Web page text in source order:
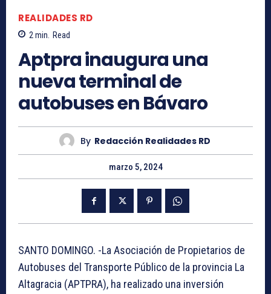
REALIDADES RD
2min. Read
Aptpra inaugura una
nueva terminal de
autobuses en Bávaro
By Redacción Realidades RD
marzo 5, 2024
SANTO DOMINGO. -La Asociación de Propietarios de
Autobuses del Transporte Público de la provincia La
Altagracia (APTPRA), ha realizado una inversión